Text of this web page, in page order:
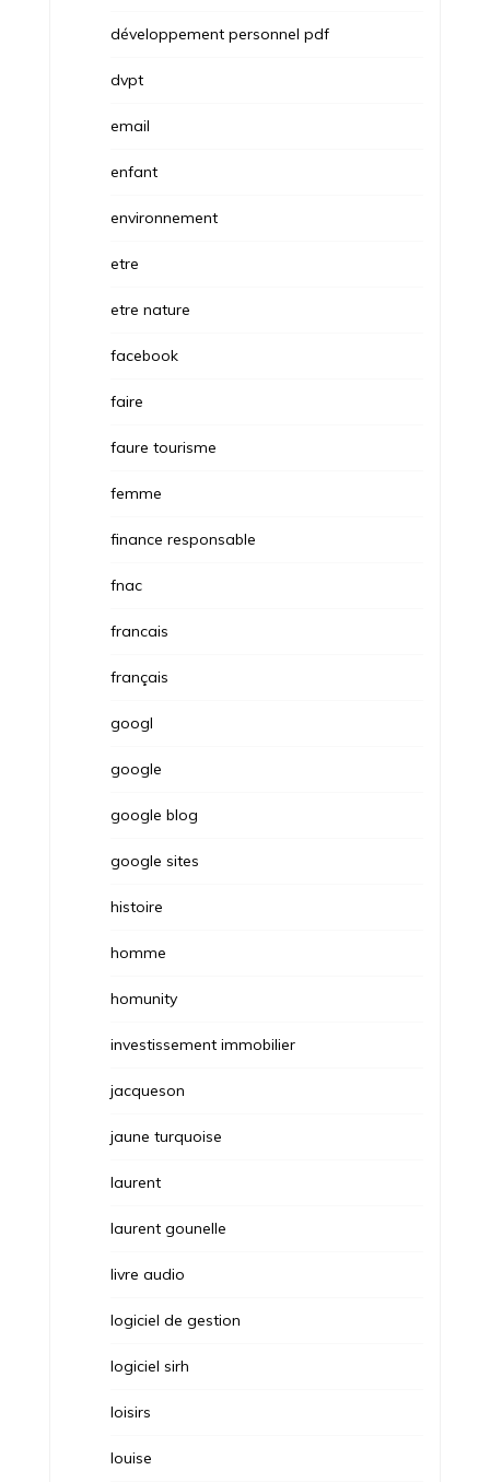
développement personnel pdf
dvpt
email
enfant
environnement
etre
etre nature
facebook
faire
faure tourisme
femme
finance responsable
fnac
francais
français
googl
google
google blog
google sites
histoire
homme
homunity
investissement immobilier
jacqueson
jaune turquoise
laurent
laurent gounelle
livre audio
logiciel de gestion
logiciel sirh
loisirs
louise